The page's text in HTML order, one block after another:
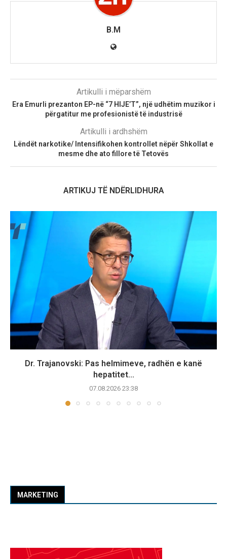
B.M
Artikulli i mëparshëm
Era Emurli prezanton EP-në “7 HIJE’T”, një udhëtim muzikor i
përgatitur me profesionistë të industrisë
Artikulli i ardhshëm
Lëndët narkotike/ Intensifikohen kontrollet nëpër Shkollat e
mesme dhe ato fillore të Tetovës
ARTIKUJ TË NDËRLIDHURA
Dr. Trajanovski: Pas helmimeve, radhën e kanë
hepatitet...
07.08.2026 23:38
MARKETING